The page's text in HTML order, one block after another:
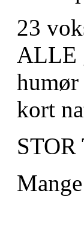
23
ALLE
kort